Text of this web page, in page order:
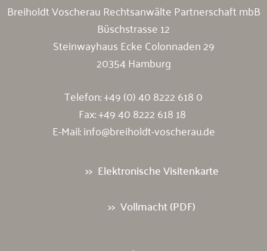
Breiholdt Voscherau Rechtsanwälte Partnerschaft mbB
Büschstrasse 12
Steinwayhaus Ecke Colonnaden 29
20354 Hamburg
Telefon:+49 (0) 40 8222 618 0
Fax: +49 40 8222 618 18
E-Mail:info@breiholdt-voscherau.de
Elektronische Visitenkarte
Vollmacht (PDF)